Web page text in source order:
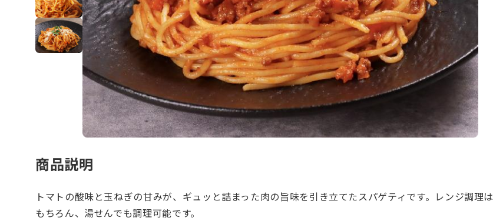
商品説明
トマトの酸味と玉ねぎの甘みが、ギュッと詰まった肉の旨味を引き立てたスパゲティです。レンジ調理は
もちろん、湯せんでも調理可能です。